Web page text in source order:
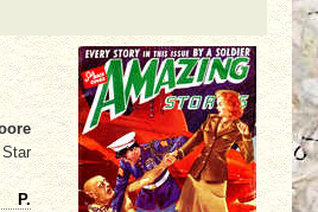
P.